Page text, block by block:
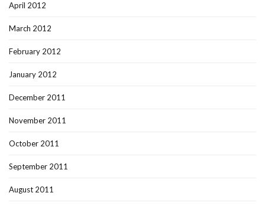
April 2012
March 2012
February 2012
January 2012
December 2011
November 2011
October 2011
September 2011
August 2011